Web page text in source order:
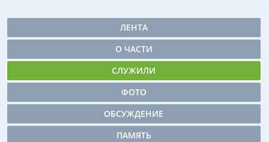
ЛЕНТА
О ЧАСТИ
СЛУЖИЛИ
ФОТО
ОБСУЖДЕНИЕ
ПАМЯТЬ